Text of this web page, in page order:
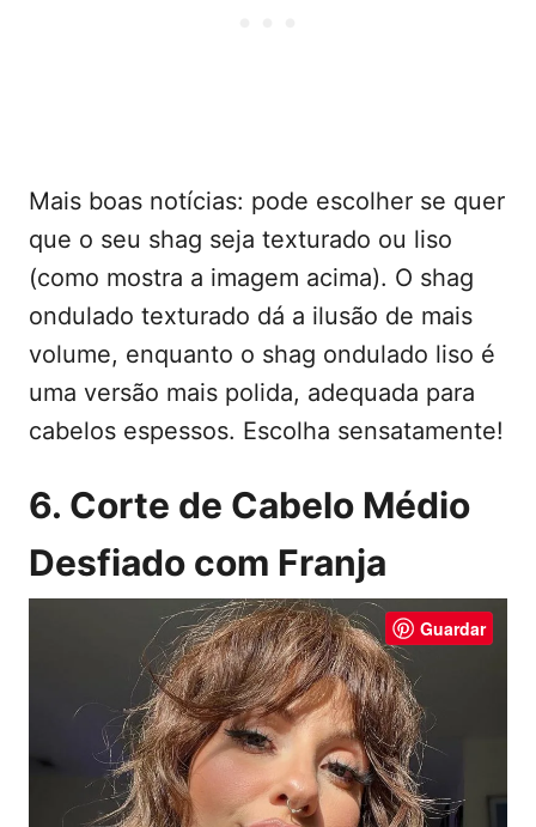
Mais boas notícias: pode escolher se quer
que o seu shag seja texturado ou liso
(como mostra a imagem acima). O shag
ondulado texturado dá a ilusão de mais
volume, enquanto o shag ondulado liso é
uma versão mais polida, adequada para
cabelos espessos. Escolha sensatamente!
6. Corte de Cabelo Médio
Desfiado com Franja
Guardar